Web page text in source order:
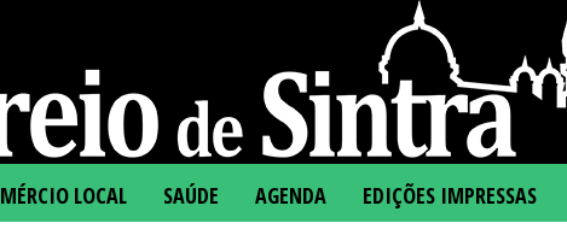
LOCAL SAÚDE AGENDA EDIÇÕES IMPRESSAS